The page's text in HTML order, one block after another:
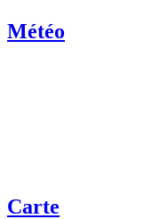
Météo
Carte